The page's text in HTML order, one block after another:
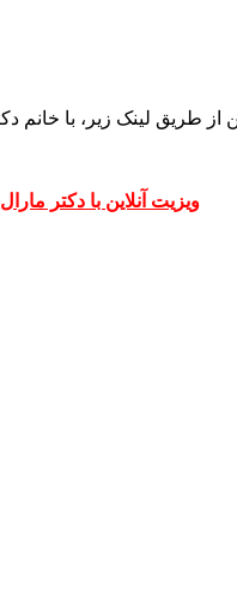
از طریق لینک زیر، با
ویزیت آنلاین با دکتر